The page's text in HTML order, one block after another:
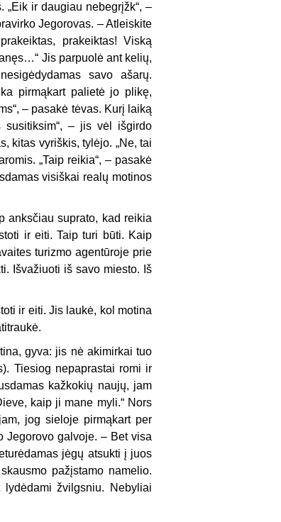
„Eik ir daugiau nebegrįžk“, –
Jegorovas. – Atleiskite
prakeiktas! Viską
Jis parpuolė ant kelių,
savo ašarų.
pirmąkart palietė jo plikę,
– pasakė tėvas. Kurį laiką
susitiksim“, – jis vėl išgirdo
kitas vyriškis, tylėjo. „Ne, tai
„Taip reikia“, – pasakė
visiškai realų motinos
anksčiau suprato, kad reikia
ir eiti. Taip turi būti. Kaip
turizmo agentūroje prie
Išvažiuoti iš savo miesto. Iš
ir eiti. Jis laukė, kol motina
gyva: jis nė akimirkai tuo
Tiesiog nepaprastai romi ir
kažkokių naujų, jam
kaip ji mane myli.“ Nors
jog sieloje pirmąkart per
Jegorovo galvoje. – Bet visa
jėgų atsukti į juos
pažįstamo namelio.
žvilgsniu. Nebyliai